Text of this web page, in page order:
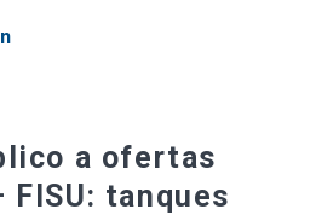
a ofertas
FISU: tanques